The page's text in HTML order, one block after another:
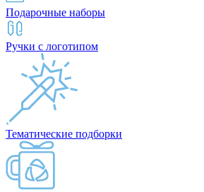
Подарочные наборы
Ручки с логотипом
Тематические подборки